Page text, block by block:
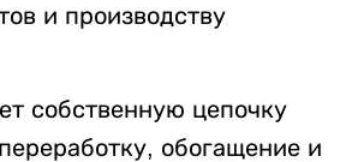
и производству
собственную цепочку
обогащение и